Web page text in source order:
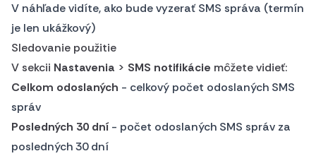
V náhľade vidíte, ako bude vyzerať SMS správa (termín
je len ukážkový)
Sledovanie použitie
V sekcii Nastavenia > SMS notifikácie môžete vidieť:
Celkom odoslaných - celkový počet odoslaných SMS
správ
Posledných 30 dní - počet odoslaných SMS správ za
posledných 30 dní